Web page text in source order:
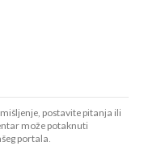
postavite pitanja ili
može potaknuti
portala.